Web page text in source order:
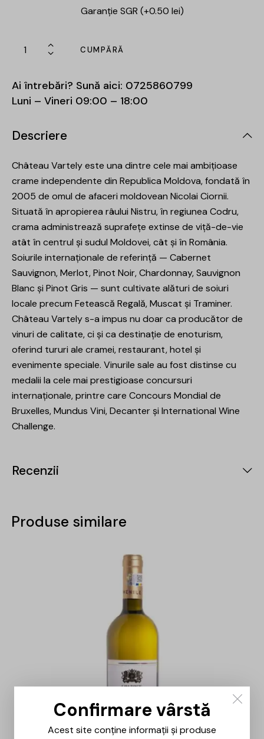
Garanție SGR (+0.50 lei)
CUMPĂRĂ
Ai întrebări? Sună aici: 0725860799
Luni – Vineri 09:00 – 18:00
Descriere
Château Vartely este una dintre cele mai ambițioase
crame independente din Republica Moldova, fondată în
2005 de omul de afaceri moldovean Nicolai Ciornii.
Situată în apropierea râului Nistru, în regiunea Codru,
crama administrează suprafețe extinse de viță-de-vie
atât în centrul și sudul Moldovei, cât și în România.
Soiurile internaționale de referință — Cabernet
Sauvignon, Merlot, Pinot Noir, Chardonnay, Sauvignon
Blanc și Pinot Gris — sunt cultivate alături de soiuri
locale precum Fetească Regală, Muscat și Traminer.
Château Vartely s-a impus nu doar ca producător de
vinuri de calitate, ci și ca destinație de enoturism,
oferind tururi ale cramei, restaurant, hotel și
evenimente speciale. Vinurile sale au fost distinse cu
medalii la cele mai prestigioase concursuri
internaționale, printre care Concours Mondial de
Bruxelles, Mundus Vini, Decanter și International Wine
Challenge.
Recenzii
Produse similare
Confirmare vârstă
Acest site conține informații și produse